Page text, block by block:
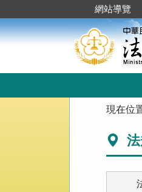
到
主
要
網站導覽
現在位